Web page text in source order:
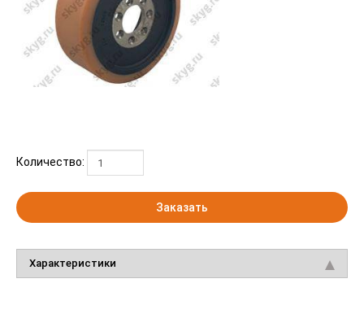
Количество:
Заказать
Характеристики